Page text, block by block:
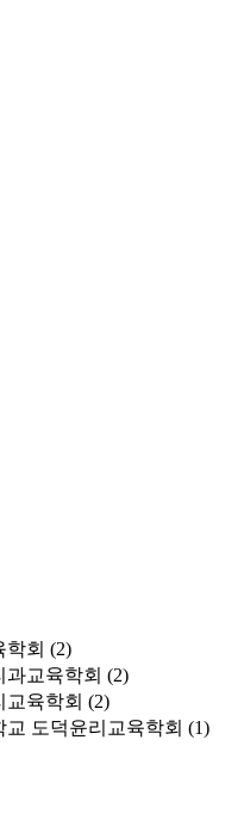
학회 (2)
교육학회 (2)
교육학회 (2)
교 도덕윤리교육학회 (1)